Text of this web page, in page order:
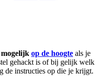
op de hoogte als je
gehackt is of bij gelijk welk
de instructies op die je krijgt.